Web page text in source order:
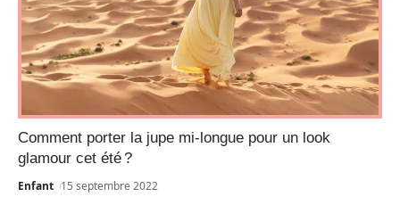
Comment porter la jupe mi-longue pour un look
glamour cet été ?
Enfant 15 septembre 2022